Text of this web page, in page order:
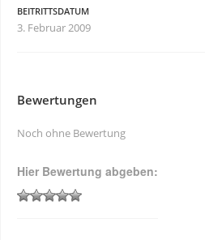
BEITRITTSDATUM
3. Februar 2009
Bewertungen
Noch ohne Bewertung
Hier Bewertung abgeben: